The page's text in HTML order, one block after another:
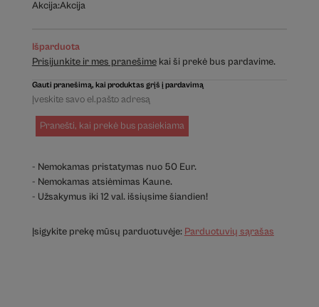
Akcija:Akcija
Išparduota
Prisijunkite ir mes pranešimekai ši prekė bus pardavime.
Gauti pranešimą, kai produktas grįš į pardavimą
Pranešti, kai prekė bus pasiekiama
- Nemokamas pristatymas nuo 50 Eur.
- Nemokamas atsiėmimas Kaune.
- Užsakymus iki 12 val. išsiųsime šiandien!
Įsigykite prekę mūsų parduotuvėje: Parduotuvių sąrašas